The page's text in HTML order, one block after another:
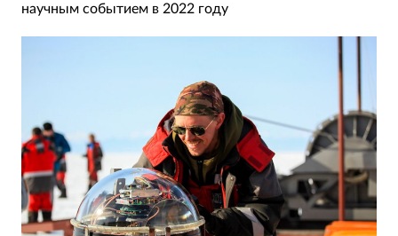
научным событием в 2022 году